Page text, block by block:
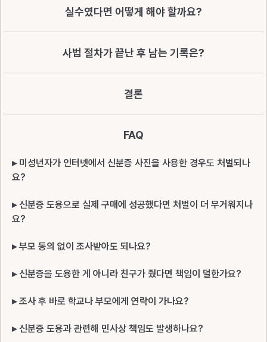
실수였다면 어떻게 해야 할까요?
사법 절차가 끝난 후 남는 기록은?
결론
FAQ
▸ 미성년자가 인터넷에서 신분증 사진을 사용한 경우도 처벌되나
요?
▸ 신분증 도용으로 실제 구매에 성공했다면 처벌이 더 무거워지나
요?
▸ 부모 동의 없이 조사받아도 되나요?
▸ 신분증을 도용한 게 아니라 친구가 줬다면 책임이 덜한가요?
▸ 조사 후 바로 학교나 부모에게 연락이 가나요?
▸ 신분증 도용과 관련해 민사상 책임도 발생하나요?